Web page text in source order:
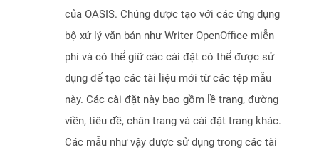
của OASIS. Chúng được tạo với các ứng dụng
bộ xử lý văn bản như Writer OpenOffice miễn
phí và có thể giữ các cài đặt có thể được sử
dụng để tạo các tài liệu mới từ các tệp mẫu
này. Các cài đặt này bao gồm lề trang, đường
viền, tiêu đề, chân trang và cài đặt trang khác.
Các mẫu như vậy được sử dụng trong các tài